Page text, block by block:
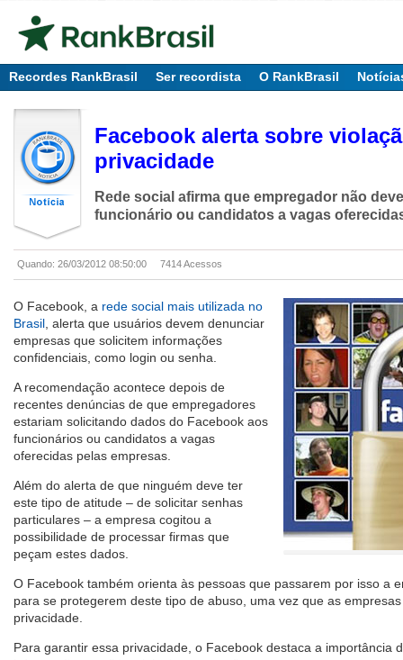
Recordes RankBrasil Ser recordista O RankBrasil
Facebook alerta sobre
privacidade
Rede social afirma que empregador não
funcionário ou candidatos a vagas
Quando: 26/03/2012 08:50:00 7414 Acessos
O Facebook, a rede social mais utilizada no
Brasil , alerta que usuários devem denunciar
empresas que solicitem informações
confidenciais, como login ou senha.
A recomendação acontece depois de
recentes denúncias de que empregadores
estariam solicitando dados do Facebook aos
funcionários ou candidatos a vagas
oferecidas pelas empresas.
Além do alerta de que ninguém deve ter
este tipo de atitude – de solicitar senhas
particulares – a empresa cogitou a
possibilidade de processar firmas que
peçam estes dados.
O Facebook também orienta às pessoas que passarem por isso a
para se protegerem deste tipo de abuso, uma vez que as
privacidade.
Para garantir essa privacidade, o Facebook destaca a importância